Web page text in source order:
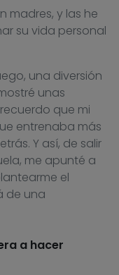
madres, y las he
su vida personal
una diversión
unas
que mi
entrenaba más
Y así, de salir
me apunté a
el
de una
a hacer